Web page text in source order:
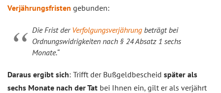
Verjährungsfristen gebunden:
Die Frist der Verfolgungsverjährung beträgt bei
Ordnungswidrigkeiten nach § 24 Absatz 1 sechs
Monate.“
Daraus ergibt sich: Trifft der Bußgeldbescheid später als
sechs Monate nach der Tat bei Ihnen ein, gilt er als verjährt